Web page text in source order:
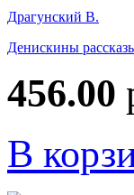
Драгунский В.
Денискины
456.00
В